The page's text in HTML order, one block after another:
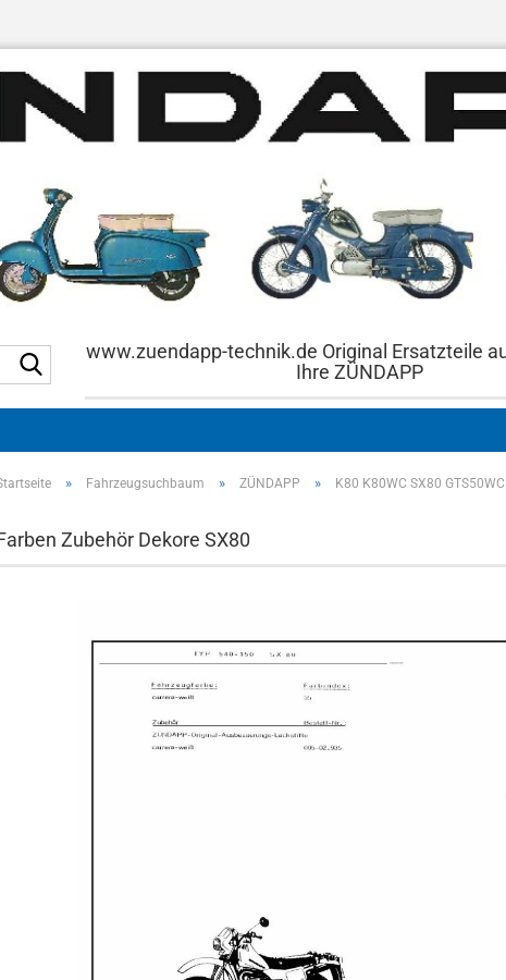
Suche...www.zuendapp-technik.de Original Ersatzteile
Ihre ZÜNDAPP
» Fahrzeugsuchbaum » ZÜNDAPP » K80 K80WC SX80
Zubehör Dekore SX80